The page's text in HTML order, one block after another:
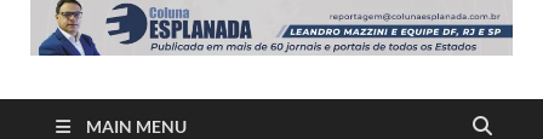
MAIN MENU